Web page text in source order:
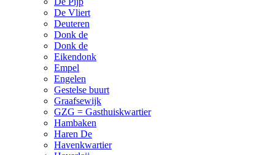
De Vliert
Deuteren
Donk de
Donk de
Eikendonk
Empel
Engelen
Gestelse buurt
Graafsewijk
GZG = Gasthuiskwartier
Hambaken
Haren De
Havenkwartier